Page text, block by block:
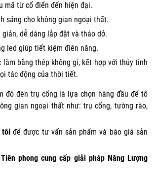
mã từ cổ điển đến hiện đại.
sáng cho không gian ngoại thất.
dễ dàng lắp đặt và tháo dở.
led giúp tiết kiệm điên năng.
làm bằng thép không gỉ, kết hợp với thủy tinh
tác động của thời tiết.
đó đèn trụ cổng là lựa chọn hàng đầu để tô
gian ngoại thất như: trụ cổng, tường rào,
tôi để được tư vấn sản phẩm và báo giá sản
phong cung cấp giải pháp Năng Lượng